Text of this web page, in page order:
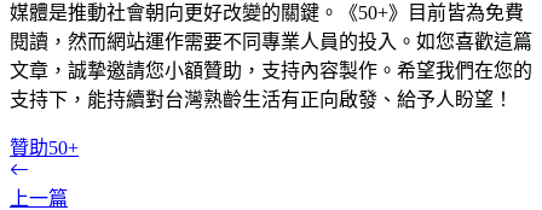
媒體是推動社會朝向更好改變的關鍵。《50+》目前皆為免費
閱讀，然而網站運作需要不同專業人員的投入。如您喜歡這篇
文章，誠摯邀請您小額贊助，支持內容製作。希望我們在您的
支持下，能持續對台灣熟齡生活有正向啟發、給予人盼望！
贊助50+
上一篇